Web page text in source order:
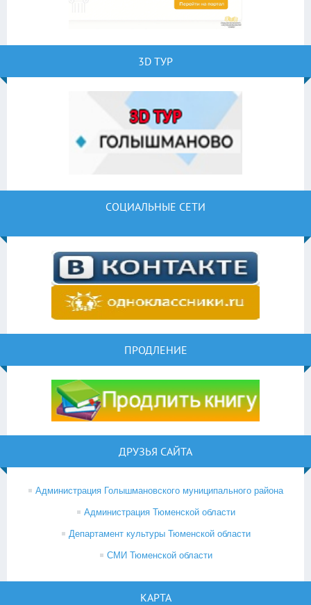
3D ТУР
СОЦИАЛЬНЫЕ СЕТИ
ПРОДЛЕНИЕ
ДРУЗЬЯ САЙТА
Администрация Голышмановского муниципального района
Администрация Тюменской области
Департамент культуры Тюменской области
СМИ Тюменской области
КАРТА